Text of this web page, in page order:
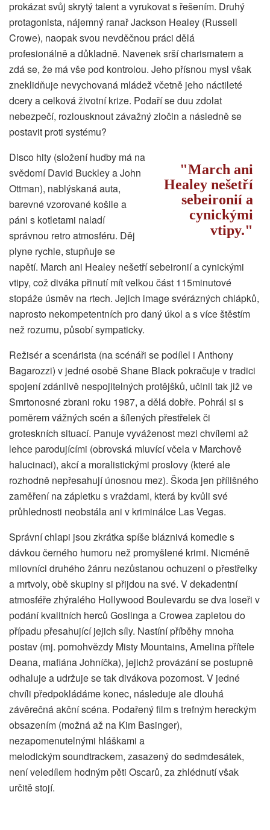
prokázat svůj skrytý talent a vyrukovat s řešením. Druhý
protagonista, nájemný ranař Jackson Healey (Russell
Crowe), naopak svou nevděčnou práci dělá
profesionálně a důkladně. Navenek srší charismatem a
zdá se, že má vše pod kontrolou. Jeho přísnou mysl však
zneklidňuje nevychovaná mládež včetně jeho náctileté
dcery a celková životní krize. Podaří se duu zdolat
nebezpečí, rozlousknout závažný zločin a následně se
postavit proti systému?
March ani
Healey nešetří
sebeironií a
cynickými
vtipy.
Disco hity (složení hudby má na
svědomí David Buckley a John
Ottman), nablýskaná auta,
barevné vzorované košile a
páni s kotletami naladí
správnou retro atmosféru. Děj
plyne rychle, stupňuje se
napětí. March ani Healey nešetří sebeironií a cynickými
vtipy, což diváka přinutí mít velkou část 115minutové
stopáže úsměv na rtech. Jejich image svérázných chlápků,
naprosto nekompetentních pro daný úkol a s více štěstím
než rozumu, působí sympaticky.
Režisér a scenárista (na scénáři se podílel i Anthony
Bagarozzi) v jedné osobě Shane Black pokračuje v tradici
spojení zdánlivě nespojitelných protějšků, učinil tak již ve
Smrtonosné zbrani roku 1987, a dělá dobře. Pohrál si s
poměrem vážných scén a šílených přestřelek či
groteskních situací. Panuje vyváženost mezi chvílemi až
lehce parodujícími (obrovská mluvící včela v Marchově
halucinaci), akcí a moralistickými proslovy (které ale
rozhodně nepřesahují únosnou mez). Škoda jen přílišného
zaměření na zápletku s vraždami, která by kvůli své
průhlednosti neobstála ani v kriminálce Las Vegas.
Správní chlapi jsou zkrátka spíše bláznivá komedie s
dávkou černého humoru než promyšlené krimi. Nicméně
milovníci druhého žánru nezůstanou ochuzeni o přestřelky
a mrtvoly, obě skupiny si přijdou na své. V dekadentní
atmosféře zhýralého Hollywood Boulevardu se dva loseři v
podání kvalitních herců Goslinga a Crowea zapletou do
případu přesahující jejich síly. Nastíní příběhy mnoha
postav (mj. pornohvězdy Misty Mountains, Amelina přítele
Deana, mafiána Johníčka), jejichž provázání se postupně
odhaluje a udržuje se tak divákova pozornost. V jedné
chvíli předpokládáme konec, následuje ale dlouhá
závěrečná akční scéna. Podařený film s trefným hereckým
obsazením (možná až na Kim Basinger),
nezapomenutelnými hláškami a
melodickým soundtrackem, zasazený do sedmdesátek,
není veledílem hodným pěti Oscarů, za zhlédnutí však
určitě stojí.